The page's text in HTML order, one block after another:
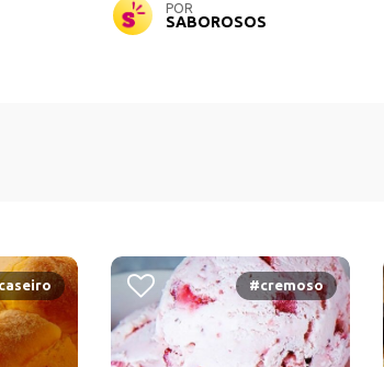
POR
SABOROSOS
#cremoso